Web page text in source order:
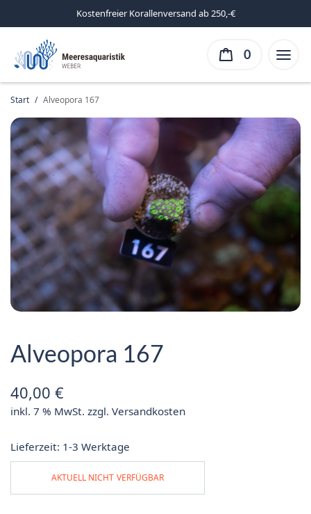
Kostenfreier Korallenversand ab 250,-€
0
Start / Alveopora 167
Alveopora 167
40,00€
inkl. 7 % MwSt. zzgl.Versandkosten
Lieferzeit: 1-3 Werktage
AKTUELL NICHT VERFÜGBAR